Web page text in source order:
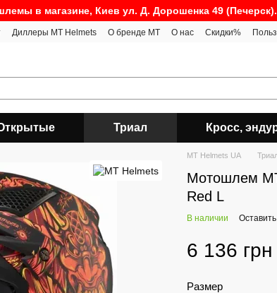
в магазине, Киев ул. Д. Дорошенка 49
Диллеры MT Helmets О бренде MT О нас Скидки%
Триал Кросс,
MT Helmets UA
Мотошлем
Red L
В наличии
6 136 грн
Размер